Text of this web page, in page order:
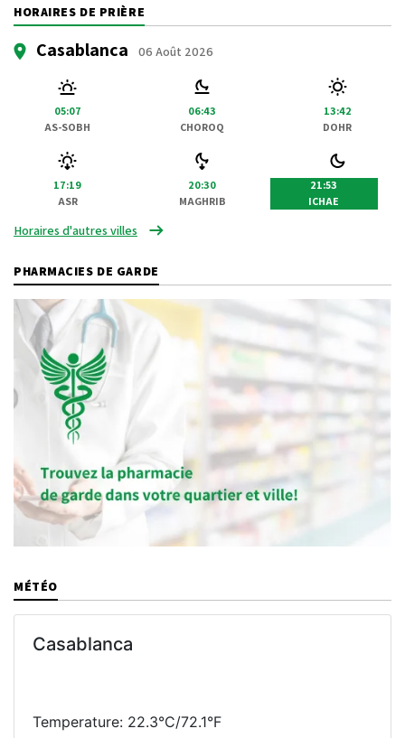
HORAIRES DE PRIÈRE
Casablanca 06 Août 2026
05:07
AS-SOBH
06:43
CHOROQ
13:42
DOHR
17:19
ASR
20:30
MAGHRIB
21:53
ICHAE
Horaires d'autres villes
PHARMACIES DE GARDE
MÉTÉO
Casablanca
Temperature: 22.3°C/72.1°F